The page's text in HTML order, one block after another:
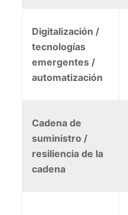
Digitalización /
tecnologías
emergentes /
automatización
Cadena de
suministro /
resiliencia de la
cadena